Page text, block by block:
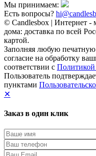
Мы принимаем:
Есть вопросы?
© Candlesbox | Интернет -
дома: доставка по всей
картой.
Заполняя любую
согласие на обработку
соответствии с Политикой
Пользователь
пунктами
✕
Заказ в один клик